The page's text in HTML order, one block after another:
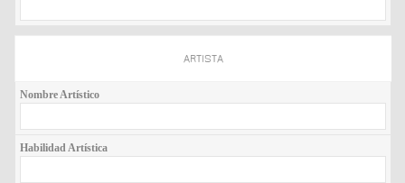
ARTISTA
Nombre Artístico
Habilidad Artística